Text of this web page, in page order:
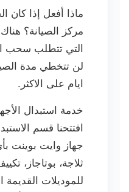
ماذا أفعل إذا كان
مركز الصيانة؟
التي تتطلب سحب
ايام على الاكثر.
خدمة استبدال
افتتحنا قسم
جهاز وايت بوينت
ثلاجة، بوتاجاز،
للموديلات القديمة